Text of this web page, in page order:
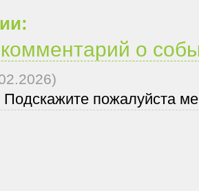
о
пожалуйста